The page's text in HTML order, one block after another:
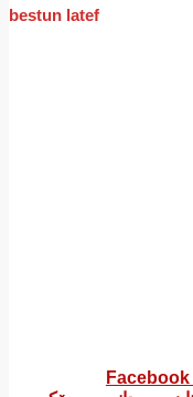
bestun latef
Facebook